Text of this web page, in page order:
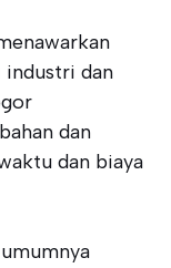
industri dan
dan
dan biaya